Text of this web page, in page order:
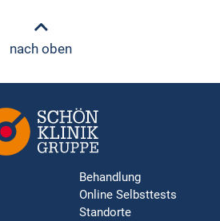
nach oben
Behandlung
Online Selbsttests
Standorte